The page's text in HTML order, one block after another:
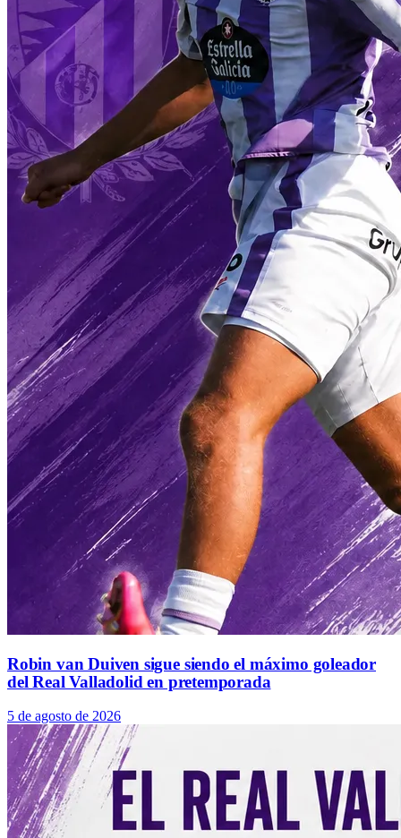
Robin van Duiven sigue siendo el máximo goleador
del Real Valladolid en pretemporada
5 de agosto de 2026